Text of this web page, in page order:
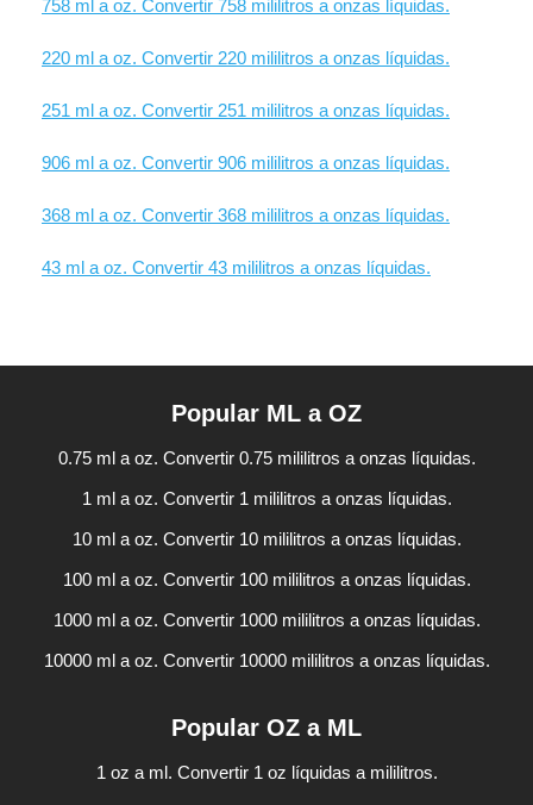
758 ml a oz. Convertir 758 mililitros a onzas líquidas.
220 ml a oz. Convertir 220 mililitros a onzas líquidas.
251 ml a oz. Convertir 251 mililitros a onzas líquidas.
906 ml a oz. Convertir 906 mililitros a onzas líquidas.
368 ml a oz. Convertir 368 mililitros a onzas líquidas.
43 ml a oz. Convertir 43 mililitros a onzas líquidas.
Popular ML a OZ
0.75 ml a oz. Convertir 0.75 mililitros a onzas líquidas.
1 ml a oz. Convertir 1 mililitros a onzas líquidas.
10 ml a oz. Convertir 10 mililitros a onzas líquidas.
100 ml a oz. Convertir 100 mililitros a onzas líquidas.
1000 ml a oz. Convertir 1000 mililitros a onzas líquidas.
10000 ml a oz. Convertir 10000 mililitros a onzas líquidas.
Popular OZ a ML
1 oz a ml. Convertir 1 oz líquidas a mililitros.